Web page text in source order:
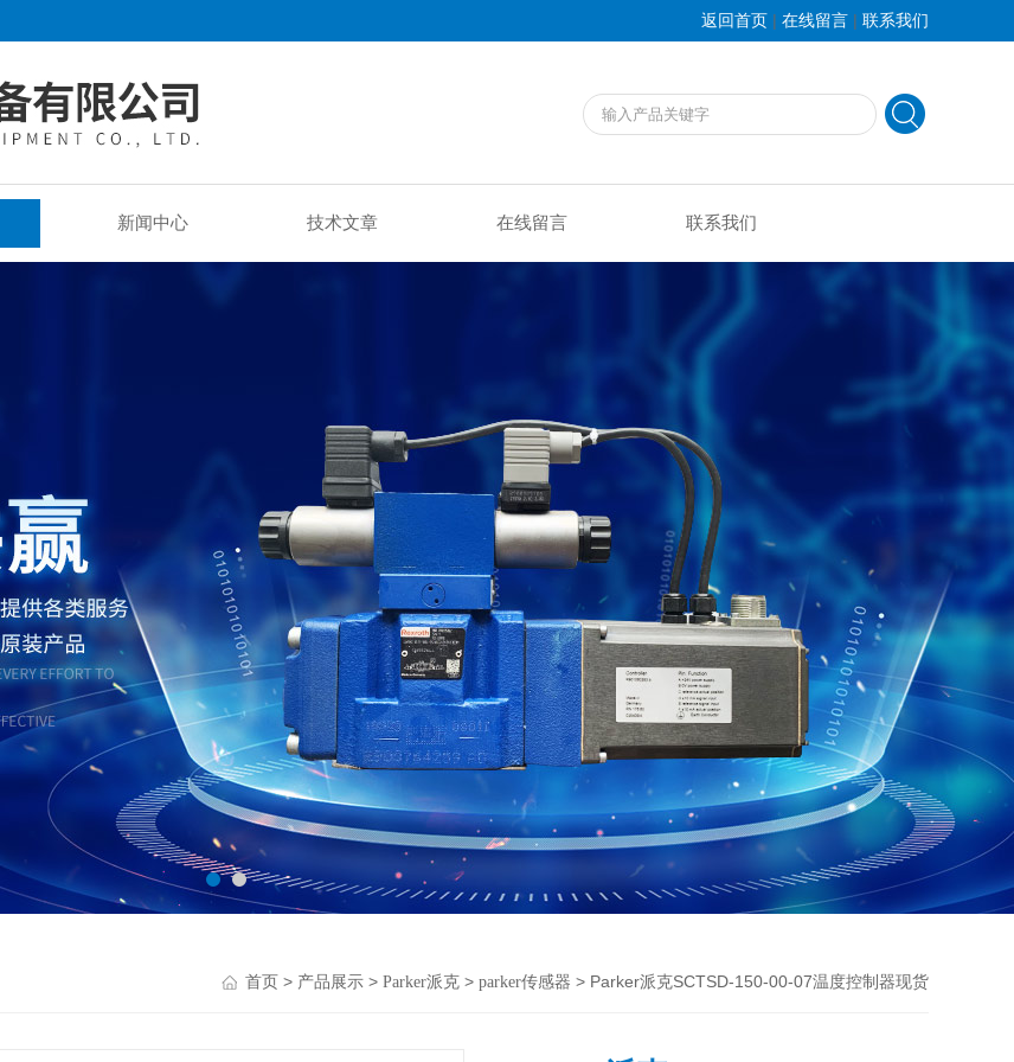
返回首页 | 在线留言 | 联系我们
新闻中心 技术文章 在线留言 联系我们
首页 > 产品展示 > Parker派克 > parker传感器 > Parker派克SCTSD-150-00-07温度控制器现货